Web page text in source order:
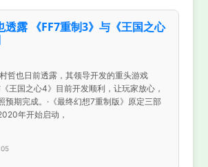
透露 《FF7重制3》与《王国之心
哲也日前透露，其领导开发的重头游戏
《王国之心4》目前开发顺利，让玩家放心，
预期完成。·《最终幻想7重制版》原定三部
年开始启动，